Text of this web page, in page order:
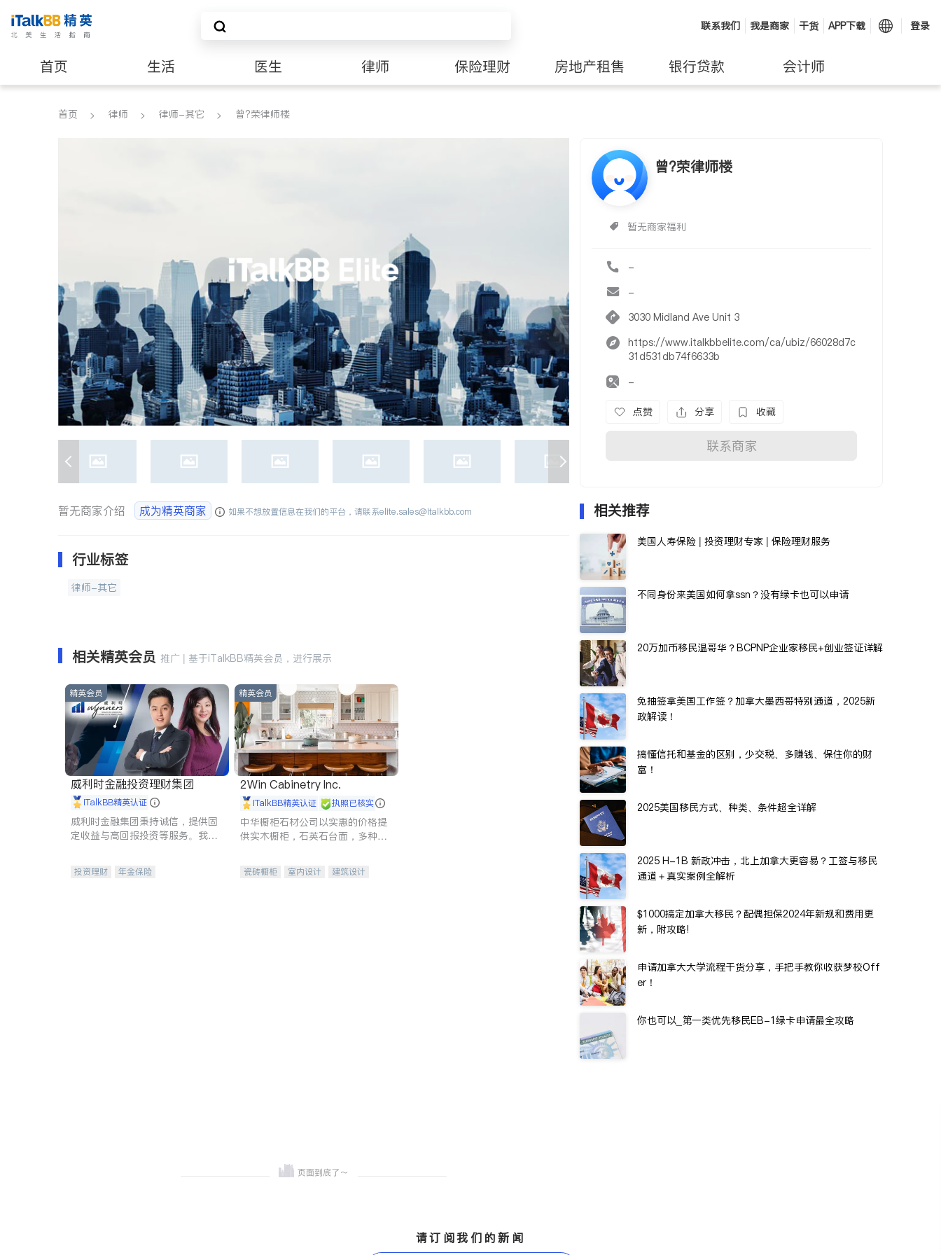
联系我们 我是商家 干货 APP下载 登录
首页 生活 医生 律师 保险理财 房地产租售 银行贷款 会计师
建筑装修
首页 律师 律师-其它 曾?荣律师楼
曾?荣律师楼
暂无商家福利
-
-
3030 Midland Ave Unit 3
https://www.italkbbelite.com/ca/ubiz/66028d7c
31d531db74f6633b
-
点赞 分享 收藏
联系商家
暂无商家介绍 成为精英商家 如果不想放置信息在我们的平台，请联系elite.sales@italkbb.com
行业标签
律师-其它
相关精英会员 推广 | 基于iTalkBB精英会员，进行展示
精英会员
威利时金融投资理财集团
iTalkBB精英认证
威利时金融集团秉持诚信，提供固
定收益与高回报投资等服务。我们
元化组合，助力客户实现目标
投资理财
年金保险
精英会员
2Win Cabinetry Inc.
iTalkBB精英认证 执照已核实
中华橱柜石材公司以实惠的价格提
供实木橱柜，石英石台面，多种优
机。品质厨房，家的选择。
瓷砖橱柜 室内设计
建筑设计
相关推荐
美国人寿保险 | 投资理财专家 | 保险理财服务
不同身份来美国如何拿ssn？没有绿卡也可以申请
20万加币移民温哥华？BCPNP企业家移民+创业签证详解
免抽签拿美国工作签？加拿大墨西哥特别通道，2025新
政解读！
搞懂信托和基金的区别，少交税、多赚钱、保住你的财
富！
2025美国移民方式、种类、条件超全详解
2025 H-1B 新政冲击，北上加拿大更容易？工签与移民
通道＋真实案例全解析
$1000搞定加拿大移民？配偶担保2024年新规和费用更
新，附攻略!
申请加拿大大学流程干货分享，手把手教你收获梦校Off
er！
你也可以_第一类优先移民EB-1绿卡申请最全攻略
请订阅我们的新闻